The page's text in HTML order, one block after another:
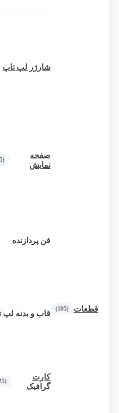
قطعات (105)
شارژر لپ تاپ
صفحه
نمایش
(5)
فن پردازنده
قاب و بدنه لپ
کارت
گرافیک
(25)